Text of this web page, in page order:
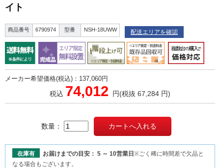
イト
商品番号 6790974 型番 NSH-18UWW 配送エリアを確認
メーカー希望価格(税込)：137,060円
税込 74,012 円(税抜 67,284 円)
数量：
在庫有 お届けまでの目安： 5 ～ 10営業日※ごく稀に時間差で欠品と
なる場合もございます。